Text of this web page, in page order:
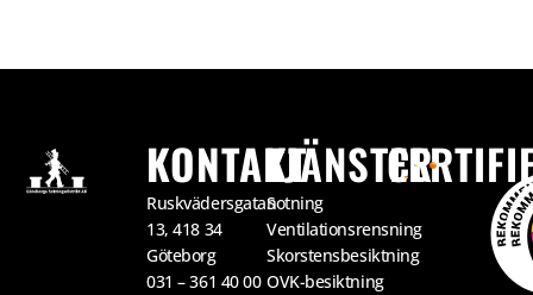
KONTAKT
Ruskvädersgatan
13, 418 34
Göteborg
031 – 361 40 00
TJÄNSTER
Sotning
Ventilationsrensning
Skorstensbesiktning
OVK-besiktning